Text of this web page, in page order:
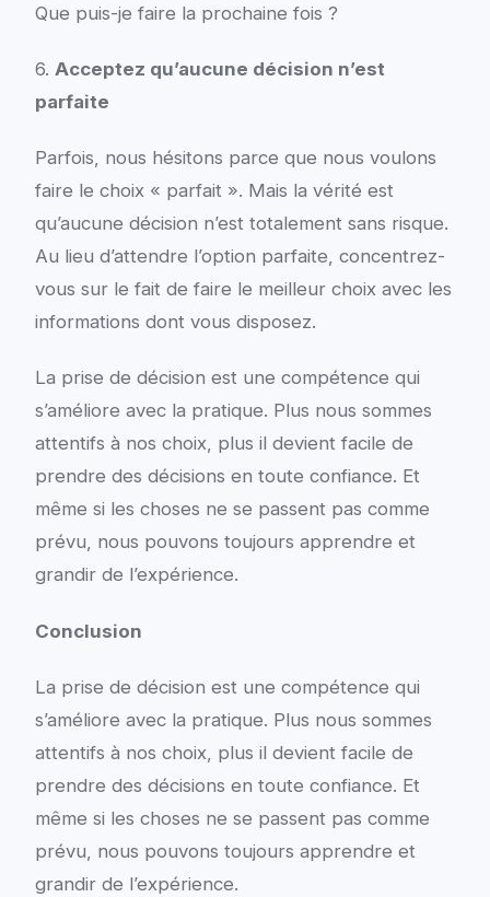
Que puis-je faire la prochaine fois ?
6. Acceptez qu’aucune décision n’est
parfaite
Parfois, nous hésitons parce que nous voulons
faire le choix « parfait ». Mais la vérité est
qu’aucune décision n’est totalement sans risque.
Au lieu d’attendre l’option parfaite, concentrez-
vous sur le fait de faire le meilleur choix avec les
informations dont vous disposez.
La prise de décision est une compétence qui
s’améliore avec la pratique. Plus nous sommes
attentifs à nos choix, plus il devient facile de
prendre des décisions en toute confiance. Et
même si les choses ne se passent pas comme
prévu, nous pouvons toujours apprendre et
grandir de l’expérience.
Conclusion
La prise de décision est une compétence qui
s’améliore avec la pratique. Plus nous sommes
attentifs à nos choix, plus il devient facile de
prendre des décisions en toute confiance. Et
même si les choses ne se passent pas comme
prévu, nous pouvons toujours apprendre et
grandir de l’expérience.